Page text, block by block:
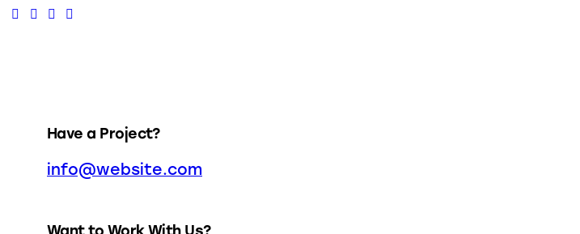
Have a Project?
info@website.com